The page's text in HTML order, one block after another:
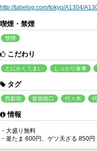
http://tabelog.com/tokyo/A1304/
喫煙・禁煙
禁煙
こだわり
とにかくうまい しっかり食事
タグ
西新宿 新宿南口 代々木
情報
・大盛り無料
・釜たま 600円、ゲソ天ざる 850円